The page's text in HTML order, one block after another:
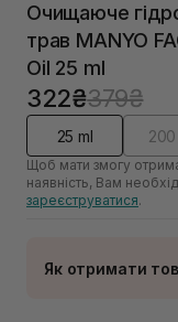
Очищаюче
трав MANYO
Oil 25 ml
322₴379₴
25 ml 200
Щоб мати змогу
наявність, Вам
зареєструватися.
Як отримати